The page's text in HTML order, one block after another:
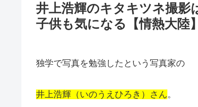
井上浩輝のキタキツネ撮影
子供も気になる【情熱大陸】
独学で写真を勉強したという写真家の
井上浩輝（いのうえひろき）さん。